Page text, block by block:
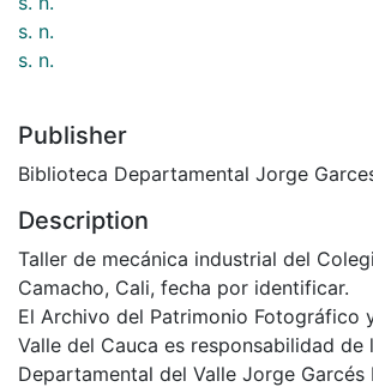
s. n.
s. n.
Publisher
Biblioteca Departamental Jorge
Description
Taller de mecánica industrial del
Camacho, Cali, fecha por identificar.
El Archivo del Patrimonio Fotográfico
Valle del Cauca es responsabilidad de
Departamental del Valle Jorge Garcés